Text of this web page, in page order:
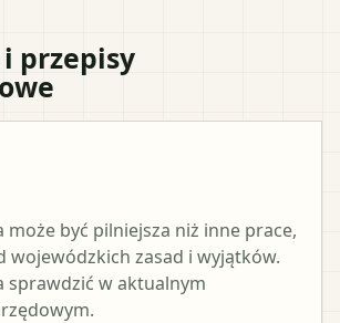
przepisy
może być pilniejsza niż inne prace,
wojewódzkich zasad i wyjątków.
sprawdzić w aktualnym